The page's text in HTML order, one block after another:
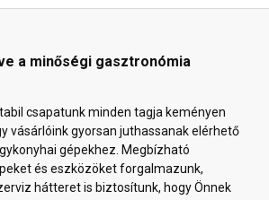
a minőségi gasztronómia
csapatunk minden tagja keményen
vásárlóink gyorsan juthassanak elérhető
gépekhez. Megbízható
és eszközöket forgalmazunk,
hátteret is biztosítunk, hogy Önnek